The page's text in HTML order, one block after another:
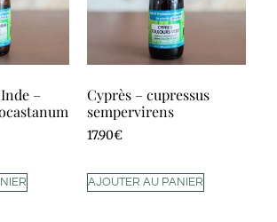
–
Cyprès – cupressus
sempervirens
17.90€
AJOUTER AU PANIER